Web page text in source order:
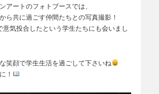
アートのフォトブースでは、
ら共に過ごす仲間たちとの写真撮影！
意気投合したという学生たちにも会いまし
笑顔で学生生活を過ごして下さいね
！